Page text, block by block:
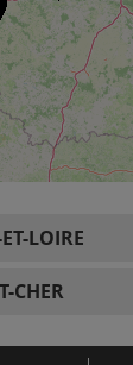
LOIRE
CHER